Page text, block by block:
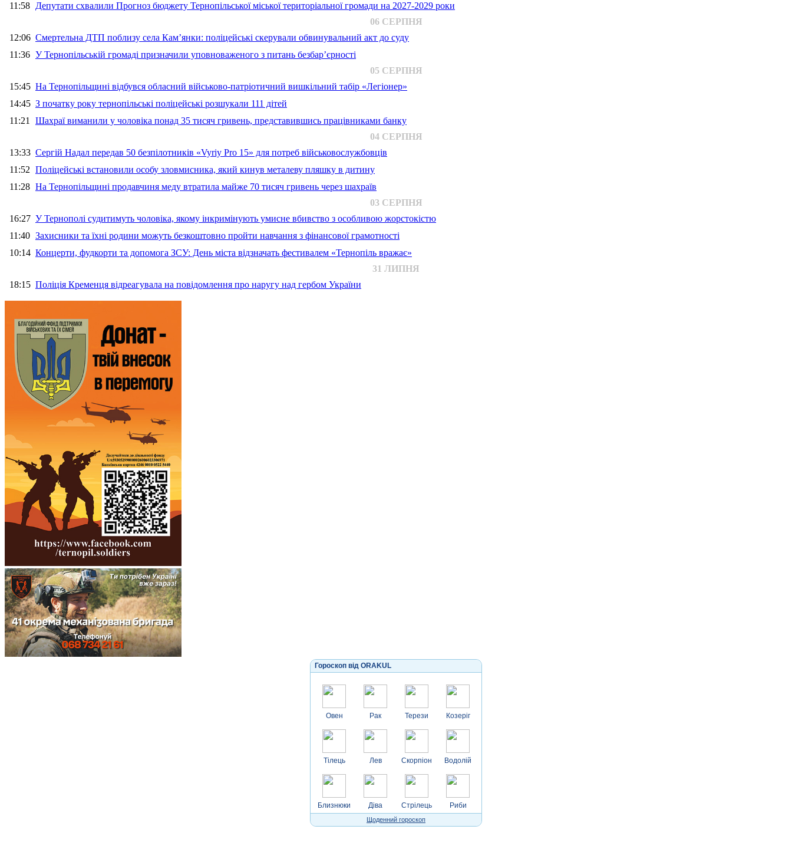
11:58 Депутати схвалили Прогноз бюджету Тернопільської міської територіальної громади на 2027-2029 роки
06 СЕРПНЯ
12:06 Смертельна ДТП поблизу села Кам’янки: поліцейські скерували обвинувальний акт до суду
11:36 У Тернопільській громаді призначили уповноваженого з питань безбар’єрності
05 СЕРПНЯ
15:45 На Тернопільщині відбувся обласний військово-патріотичний вишкільний табір «Легіонер»
14:45 З початку року тернопільські поліцейські розшукали 111 дітей
11:21 Шахраї виманили у чоловіка понад 35 тисяч гривень, представившись працівниками банку
04 СЕРПНЯ
13:33 Сергій Надал передав 50 безпілотників «Vyriy Pro 15» для потреб військовослужбовців
11:52 Поліцейські встановили особу зловмисника, який кинув металеву пляшку в дитину
11:28 На Тернопільщині продавчиня меду втратила майже 70 тисяч гривень через шахраїв
03 СЕРПНЯ
16:27 У Тернополі судитимуть чоловіка, якому інкримінують умисне вбивство з особливою жорстокістю
11:40 Захисники та їхні родини можуть безкоштовно пройти навчання з фінансової грамотності
10:14 Концерти, фудкорти та допомога ЗСУ: День міста відзначать фестивалем «Тернопіль вражає»
31 ЛИПНЯ
18:15 Поліція Кременця відреагувала на повідомлення про наругу над гербом України
Гороскоп від ORAKUL
Овен
Тілець
Близнюки
Рак
Лев
Діва
Терези
Скорпіон
Стрілець
Козеріг
Водолій
Риби
Щоденний гороскоп